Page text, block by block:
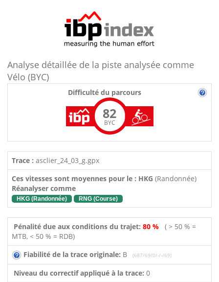
Analyse détaillée de la piste analysée comme
Vélo (BYC)
Difficulté du parcours
82
BYC
Trace : asclier_24_03_g.gpx
Ces vitesses sont moyennes pour le : HKG (Randonnée)
Réanalyser comme
HKG (Randonnée) RNG (Course)
Pénalité due aux conditions du trajet: 80 % ( > 50 % =
MTB, < 50 % = RDB)
Fiabilité de la trace originale: B (687/69/0/-/-/69)
Niveau du correctif appliqué à la trace: 0